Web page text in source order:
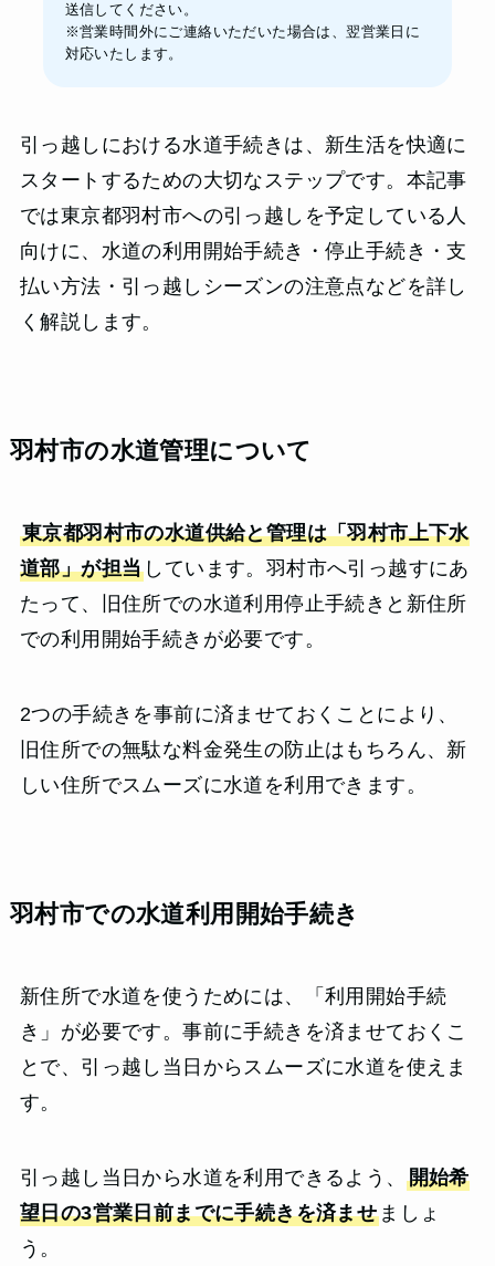
送信してください。
※営業時間外にご連絡いただいた場合は、翌営業日に
対応いたします。
引っ越しにおける水道手続きは、新生活を快適に
スタートするための大切なステップです。本記事
では東京都羽村市への引っ越しを予定している人
向けに、水道の利用開始手続き・停止手続き・支
払い方法・引っ越しシーズンの注意点などを詳し
く解説します。
羽村市の水道管理について
東京都羽村市の水道供給と管理は「羽村市上下水
道部」が担当 しています。羽村市へ引っ越すにあ
たって、旧住所での水道利用停止手続きと新住所
での利用開始手続きが必要です。
2つの手続きを事前に済ませておくことにより、
旧住所での無駄な料金発生の防止はもちろん、新
しい住所でスムーズに水道を利用できます。
羽村市での水道利用開始手続き
新住所で水道を使うためには、「利用開始手続
き」が必要です。事前に手続きを済ませておくこ
とで、引っ越し当日からスムーズに水道を使えま
す。
引っ越し当日から水道を利用できるよう、 開始希
望日の3営業日前までに手続きを済ませ ましょ
う。